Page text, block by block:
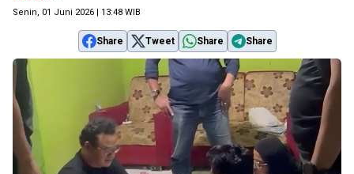
Senin, 01 Juni 2026 | 13:48 WIB
Share Tweet Share Share